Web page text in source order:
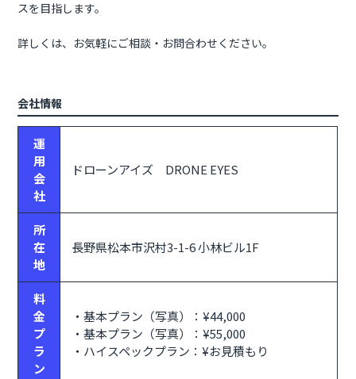
スを目指します。
詳しくは、お気軽にご相談・お問合わせください。
会社情報
運
用
会
社
ドローンアイズ DRONE EYES
所
在
地
長野県松本市沢村3-1-6 小林ビル1F
料
金
プ
ラ
ン
・基本プラン（写真）：¥44,000
・基本プラン（写真）：¥55,000
・ハイスペックプラン：¥お見積もり